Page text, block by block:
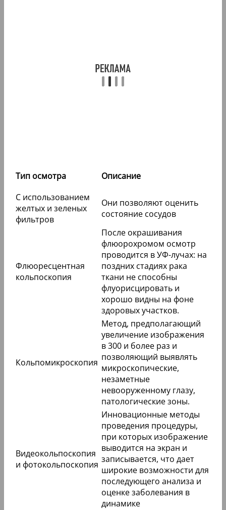
Тип осмотра
Описание
С использованием
желтых и зеленых
фильтров
Они позволяют оценить
состояние сосудов
Флюоресцентная
кольпоскопия
После окрашивания
флюорохромом осмотр
проводится в УФ-лучах: на
поздних стадиях рака
ткани не способны
флуорисцировать и
хорошо видны на фоне
здоровых участков.
Кольпомикроскопия
Метод, предполагающий
увеличение изображения
в 300 и более раз и
позволяющий выявлять
микроскопические,
незаметные
невооруженному глазу,
патологические зоны.
Видеокольпоскопия
и фотокольпоскопия
Инновационные методы
проведения процедуры,
при которых изображение
выводится на экран и
записывается, что дает
широкие возможности для
последующего анализа и
оценке заболевания в
динамике